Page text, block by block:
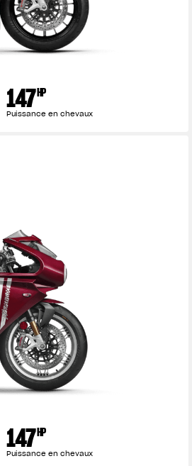
147HP
Puissance en chevaux
147HP
Puissance en chevaux